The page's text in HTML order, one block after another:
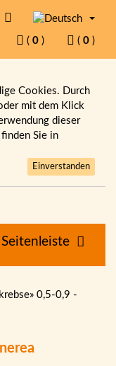
( 0 ) ( 0 )
Cookies. Durch
mit dem Klick
dieser
Sie in
Einverstanden
Seitenleiste
» 0,5-0,9 -